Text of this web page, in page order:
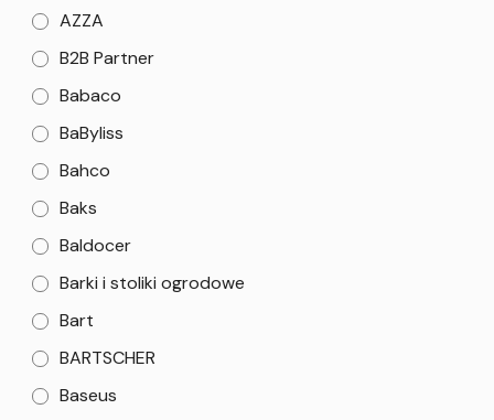
AZZA
B2B Partner
Babaco
BaByliss
Bahco
Baks
Baldocer
Barki i stoliki ogrodowe
Bart
BARTSCHER
Baseus